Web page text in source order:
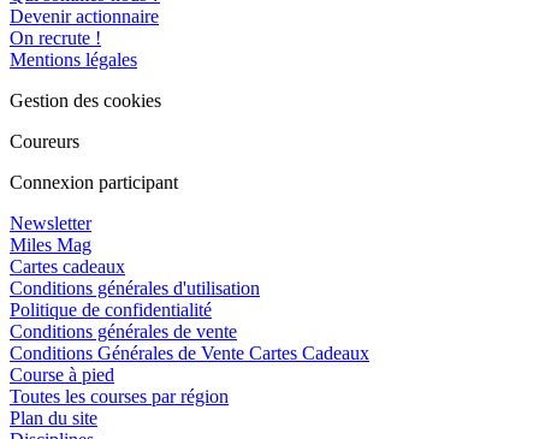
Devenir actionnaire
On recrute !
Mentions légales
Gestion des cookies
Coureurs
Connexion participant
Newsletter
Miles Mag
Cartes cadeaux
Conditions générales d'utilisation
Politique de confidentialité
Conditions générales de vente
Conditions Générales de Vente Cartes Cadeaux
Course à pied
Toutes les courses par région
Plan du site